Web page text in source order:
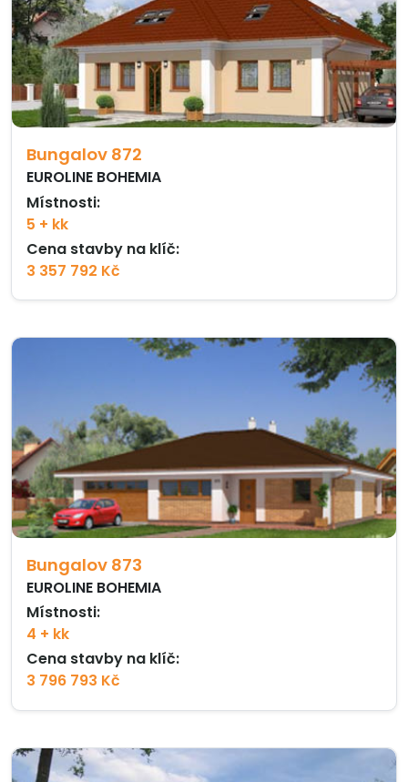
Bungalov 872
EUROLINE BOHEMIA
Místnosti:
5 + kk
Cena stavby na klíč:
3 357 792 Kč
Bungalov 873
EUROLINE BOHEMIA
Místnosti:
4 + kk
Cena stavby na klíč:
3 796 793 Kč